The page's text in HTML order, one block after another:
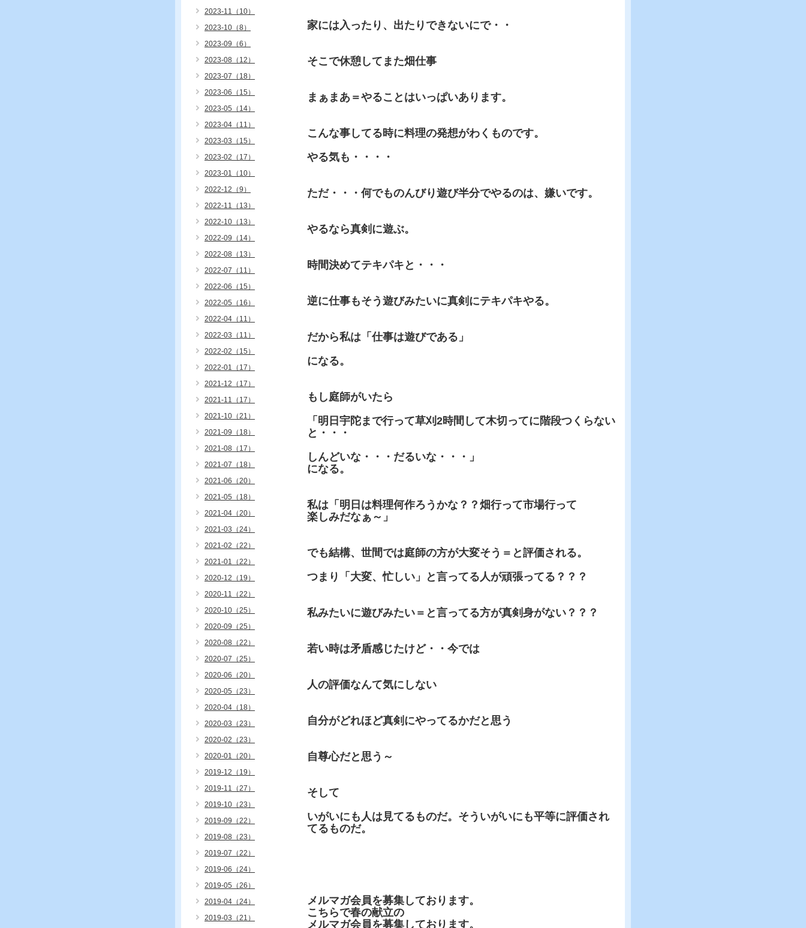
家には入ったり、出たりできないにで・・
そこで休憩してまた畑仕事
まぁまあ＝やることはいっぱいあります。
こんな事してる時に料理の発想がわくものです。
やる気も・・・・
ただ・・・何でものんびり遊び半分でやるのは、嫌いです。
やるなら真剣に遊ぶ。
時間決めてテキパキと・・・
逆に仕事もそう遊びみたいに真剣にテキパキやる。
だから私は「仕事は遊びである」
になる。
もし庭師がいたら
「明日宇陀まで行って草刈2時間して木切ってに階段つくらない
と・・・
しんどいな・・・だるいな・・・」
になる。
私は「明日は料理何作ろうかな？？畑行って市場行って
楽しみだなぁ～」
でも結構、世間では庭師の方が大変そう＝と評価される。
つまり「大変、忙しい」と言ってる人が頑張ってる？？？
私みたいに遊びみたい＝と言ってる方が真剣身がない？？？
若い時は矛盾感じたけど・・今では
人の評価なんて気にしない
自分がどれほど真剣にやってるかだと思う
自尊心だと思う～
そして
いがいにも人は見てるものだ。そういがいにも平等に評価され
てるものだ。
メルマガ会員を募集しております。
こちらで春の献立の
メルマガ会員を募集しております。
2023-11（10）
2023-10（8）
2023-09（6）
2023-08（12）
2023-07（18）
2023-06（15）
2023-05（14）
2023-04（11）
2023-03（15）
2023-02（17）
2023-01（10）
2022-12（9）
2022-11（13）
2022-10（13）
2022-09（14）
2022-08（13）
2022-07（11）
2022-06（15）
2022-05（16）
2022-04（11）
2022-03（11）
2022-02（15）
2022-01（17）
2021-12（17）
2021-11（17）
2021-10（21）
2021-09（18）
2021-08（17）
2021-07（18）
2021-06（20）
2021-05（18）
2021-04（20）
2021-03（24）
2021-02（22）
2021-01（22）
2020-12（19）
2020-11（22）
2020-10（25）
2020-09（25）
2020-08（22）
2020-07（25）
2020-06（20）
2020-05（23）
2020-04（18）
2020-03（23）
2020-02（23）
2020-01（20）
2019-12（19）
2019-11（27）
2019-10（23）
2019-09（22）
2019-08（23）
2019-07（22）
2019-06（24）
2019-05（26）
2019-04（24）
2019-03（21）